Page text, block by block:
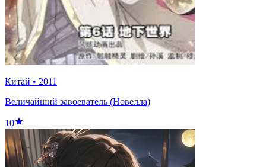
Китай • 2011
Величайший завоеватель (Новелла)
10